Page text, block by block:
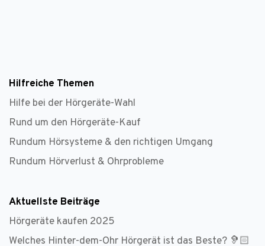
Hilfreiche Themen
Hilfe bei der Hörgeräte-Wahl
Rund um den Hörgeräte-Kauf
Rundum Hörsysteme & den richtigen Umgang
Rundum Hörverlust & Ohrprobleme
Aktuellste Beiträge
Hörgeräte kaufen 2025
Welches Hinter-dem-Ohr Hörgerät ist das Beste? 🦻🏻